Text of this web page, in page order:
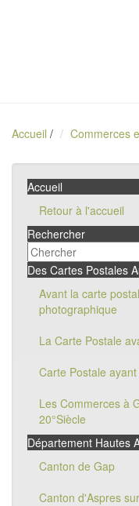
Accueil / Commerces
Accueil
Retour à l'accueil
Rechercher
Des Cartes Postales
Avant la carte
photographique
La Carte Postale
Carte Postale
Les Commerces à
20°Siècle
Département Hautes
Canton de Gap
Canton d'Aspres